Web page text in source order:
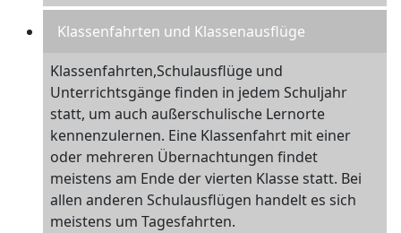
Klassenfahrten und Klassenausflüge
Klassenfahrten,Schulausflüge und
Unterrichtsgänge finden in jedem Schuljahr
statt, um auch außerschulische Lernorte
kennenzulernen. Eine Klassenfahrt mit einer
oder mehreren Übernachtungen findet
meistens am Ende der vierten Klasse statt. Bei
allen anderen Schulausflügen handelt es sich
meistens um Tagesfahrten.